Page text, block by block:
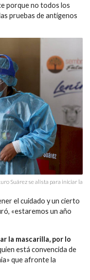
porque no todos los
pruebas de antígenos
Suárez se alista para iniciar la
el cuidado y un cierto
«estaremos un año
la mascarilla, por lo
está convencida de
que afronte la